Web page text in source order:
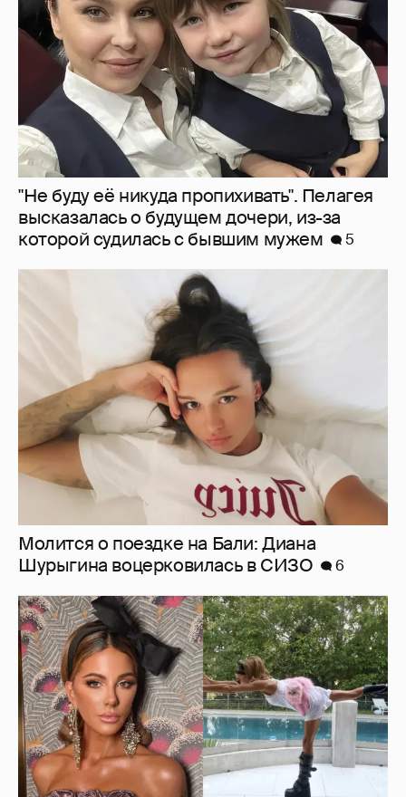
которой судилась с бывшим мужем
5
Молится о поездке на Бали: Диана
Шурыгина воцерковилась в СИЗО
Ботинки на высокой платформе и
крашеный кот-компаньон: 53-летняя Кейт
Бекинсейл показала, как занимается
йогой
13